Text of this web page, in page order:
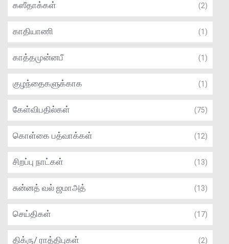
கஸீதாக்கள் (2)
காதியாணி (1)
காத்தமுன்னபீ (1)
குழந்தைகளுக்காக (1)
கேள்விபதில்கள் (75)
கொள்கை பத்வாக்கள் (12)
சிறப்பு நாட்கள் (13)
சுன்னத் வல் ஜமாஅத் (13)
செய்திகள் (17)
திக்ரு/ ராத்திபுகள் (2)